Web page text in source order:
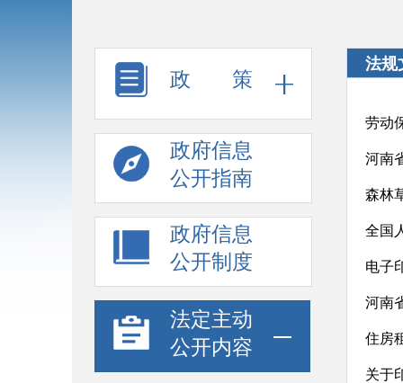
政 策
政府信息
公开指南
政府信息
公开制度
法定主动
公开内容
法规
劳动
河南
森林
全国
电子
河南
住房
关于